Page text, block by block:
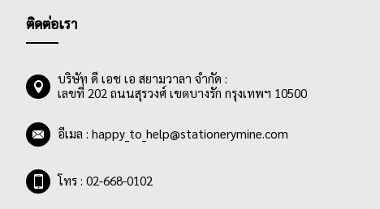
ติดต่อเรา
บริษัท ดี เอช เอ สยามวาลา จำกัด :
เลขที่ 202 ถนนสุรวงศ์ เขตบางรัก กรุงเทพฯ 10500
อีเมล : happy_to_help@stationerymine.com
โทร : 02-668-0102